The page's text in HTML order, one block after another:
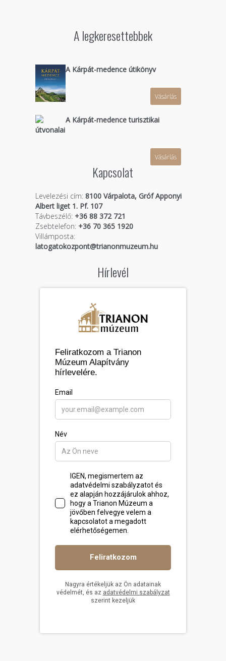
A legkeresettebbek
A Kárpát-medence útikönyv
Vásárlás
A Kárpát-medence turisztikai
útvonalai
Vásárlás
Kapcsolat
Levelezési cím: 8100 Várpalota, Gróf Apponyi
Albert liget 1. Pf. 107
Távbeszélő:+36 88 372 721
Zsebtelefon:+36 70 365 1920
Villámposta:
latogatokozpont@trianonmuzeum.hu
Hírlevél